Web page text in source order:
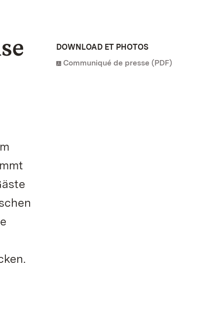
DOWNLOAD ET PHOTOS
Communiqué de presse (PDF)